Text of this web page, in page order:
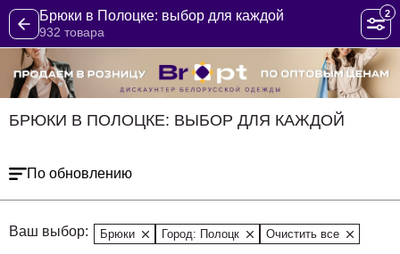
Брюки в Полоцке: выбор для каждой
932 товара
2
БРЮКИ В ПОЛОЦКЕ: ВЫБОР ДЛЯ КАЖДОЙ
По обновлению
Ваш выбор: Брюки Город: Полоцк Очистить все